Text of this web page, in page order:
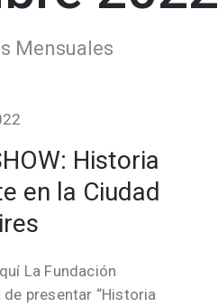
Mensuales
Historia
en la Ciudad
La Fundación
presentar “Historia